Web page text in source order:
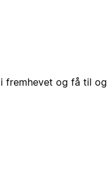
fremhevet og få til og